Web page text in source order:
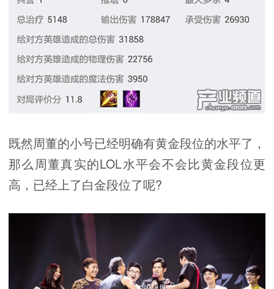
既然周董的小号已经明确有黄金段位的水平了，
那么周董真实的LOL水平会不会比黄金段位更
高，已经上了白金段位了呢?